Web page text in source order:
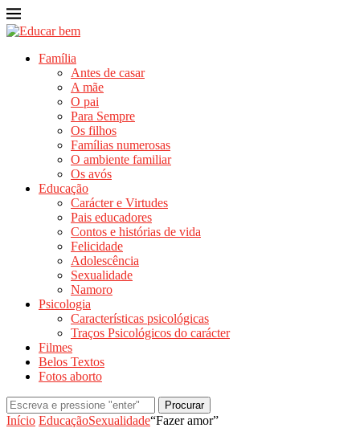
Família
Antes de casar
A mãe
O pai
Para Sempre
Os filhos
Famílias numerosas
O ambiente familiar
Os avós
Educação
Carácter e Virtudes
Pais educadores
Contos e histórias de vida
Felicidade
Adolescência
Sexualidade
Namoro
Psicologia
Características psicológicas
Traços Psicológicos do carácter
Filmes
Belos Textos
Fotos aborto
Procurar
Início EducaçãoSexualidade“Fazer amor”